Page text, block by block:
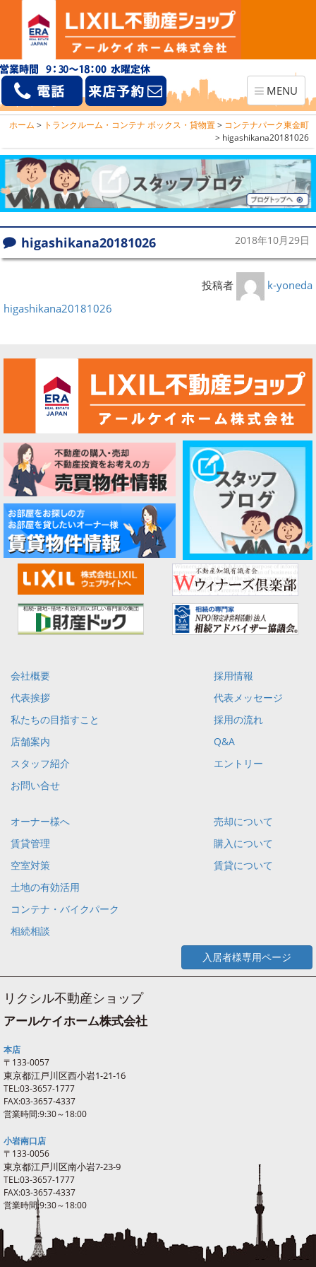
Toggle
navigation
MENU
ホーム > トランクルーム・コンテナ ボックス・貸物置> コンテナパーク東金町
> higashikana20181026
higashikana20181026 2018年10月29日
投稿者
k-yoneda
higashikana20181026
会社概要
代表挨拶
私たちの目指すこと
店舗案内
スタッフ紹介
お問い合せ
採用情報
代表メッセージ
採用の流れ
Q&A
エントリー
オーナー様へ
賃貸管理
空室対策
土地の有効活用
コンテナ・バイクパーク
相続相談
売却について
購入について
賃貸について
入居者様専用ページ
リクシル不動産ショップ
アールケイホーム株式会社
本店
〒133-0057
東京都江戸川区西小岩1-21-16
TEL:03-3657-1777
FAX:03-3657-4337
営業時間:9:30～18:00
小岩南口店
〒133-0056
東京都江戸川区南小岩7-23-9
TEL:03-3657-1777
FAX:03-3657-4337
営業時間:9:30～18:00